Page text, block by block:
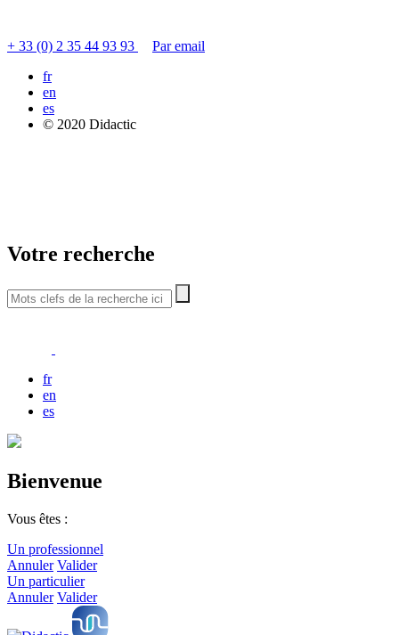
+ 33 (0) 2 35 44 93 93
Par email
fr
en
es
© 2020 Didactic
Votre recherche
fr
en
es
Bienvenue
Vous êtes :
Un professionnel
Annuler Valider
Un particulier
Annuler Valider